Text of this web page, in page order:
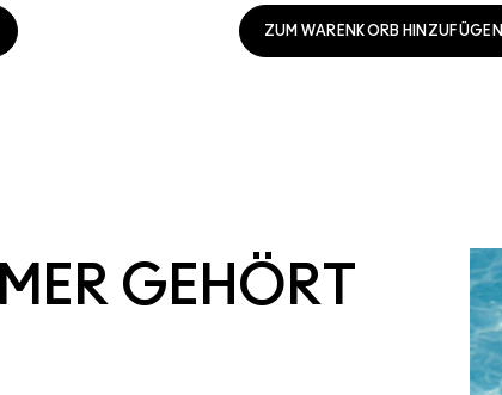
ZUM WARENKORB HINZUFÜGEN
GEHÖRT